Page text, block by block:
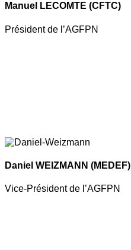
Manuel LECOMTE (CFTC)
Président de l’AGFPN
Daniel WEIZMANN (MEDEF)
Vice-Président de l’AGFPN